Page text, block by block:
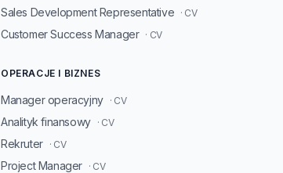
Sales Development Representative · CV
Customer Success Manager · CV
OPERACJE I BIZNES
Manager operacyjny · CV
Analityk finansowy · CV
Rekruter · CV
Project Manager · CV